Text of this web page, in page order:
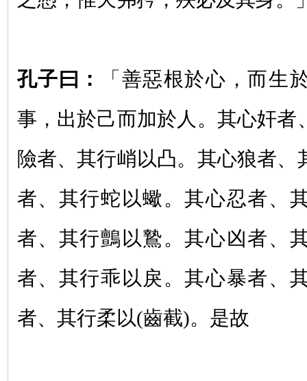
孔子曰：
「善惡根於心，而生
事，出於己而加於人。其心奸者
險者、其行峭以凸。其心狼者、
者、其行蛇以蠍。其心忍者、
者、其行鸇以鷙。其心凶者、
者、其行乖以戾。其心暴者、
者、其行柔以(齒截)。是故